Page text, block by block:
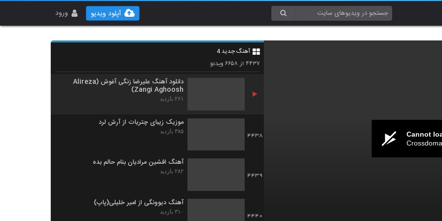
ورود آپلود ویدیو
Cannot
آهنگ جدید 4
۴۴۳۷ از ۶۶۵۸ویدئو
4436
آهنگ سیاوش جهانبان بنام به دادم برس
دانلود آهنگ علیرضا زنگی آغوش (Alireza
Zangi Aghoosh)
۲۶۱ بازدید
4438
موزیک زیبای چتریات از آرش لرد
۳۸۵ بازدید
4439
آهنگ افشین مرادیان بنام حالم بده
۲۸۲ بازدید
4440
آهنگ دیوونگی از امیر خلیلی(پاپ)
۳۱۰ بازدید